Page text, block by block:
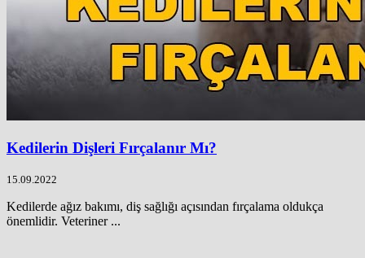
Kedilerin Dişleri Fırçalanır Mı?
15.09.2022
Kedilerde ağız bakımı, diş sağlığı açısından fırçalama oldukça
önemlidir. Veteriner ...